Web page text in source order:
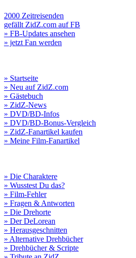
2000 Zeitreisenden
gefällt ZidZ.com auf FB
» FB-Updates ansehen
» jetzt Fan werden
» Startseite
» Neu auf ZidZ.com
» Gästebuch
» ZidZ-News
» DVD/BD-Infos
» DVD/BD-Bonus-Vergleich
» ZidZ-Fanartikel kaufen
» Meine Film-Fanartikel
» Die Charaktere
» Wusstest Du das?
» Film-Fehler
» Fragen & Antworten
» Die Drehorte
» Der DeLorean
» Herausgeschnitten
» Alternative Drehbücher
» Drehbücher & Scripte